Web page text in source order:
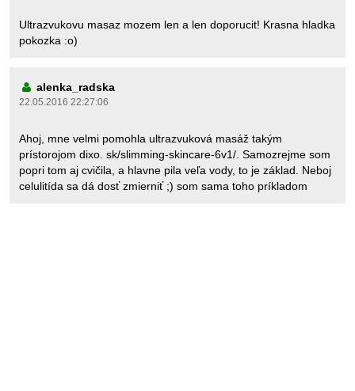
Ultrazvukovu masaz mozem len a len doporucit! Krasna hladka
pokozka :o)
alenka_radska
22.05.2016 22:27:06
Ahoj, mne velmi pomohla ultrazvuková masáž takým
prístorojom dixo. sk/slimming-skincare-6v1/. Samozrejme som
popri tom aj cvičila, a hlavne pila veľa vody, to je základ. Neboj
celulitída sa dá dosť zmierniť ;) som sama toho príkladom